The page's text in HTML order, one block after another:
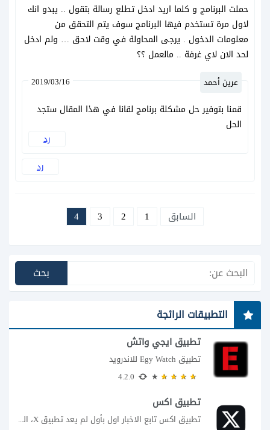
حملت البرنامج و كلما اريد ادخل تطلع رسالة بتقول .. يبدو انك
لاول مرة تستخدم فيها البرنامج سوف يتم التحقق من
معلومات الدخول . يرجى المحاولة في وقت لاحق … ولم ادخل
لحد الان لاي غرفة .. مالعمل ؟؟
رد
عرين أحمد 2019/03/16
قمنا بتوفير حل مشكلة برنامج لقانا في هذا المقال ستجد
الحل
رد
السابق 1
2
3
4
التطبيقات الرائجة
تطبيق ايجي واتش
تطبيق Egy Watch للاندرويد
تطبيق اكس
تطبيق اكس تابع الاخبار اول بأول لم يعد تطبيق X، المعروف سابقا باسم تويتر،...